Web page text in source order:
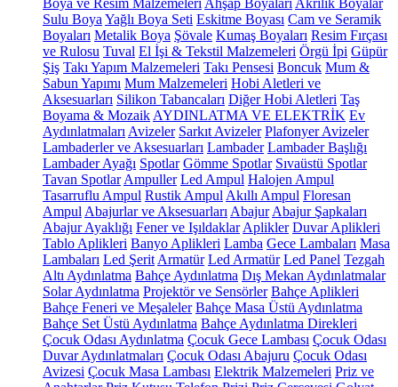
Boya ve Resim Malzemeleri Ahşap Boyaları Akrilik Boyalar
Sulu Boya Yağlı Boya Seti Eskitme Boyası Cam ve Seramik
Boyaları Metalik Boya Şövale Kumaş Boyaları Resim Fırçası
ve Rulosu Tuval El İşi & Tekstil Malzemeleri Örgü İpi Güpür
Şiş Takı Yapım Malzemeleri Takı Pensesi Boncuk Mum &
Sabun Yapımı Mum Malzemeleri Hobi Aletleri ve
Aksesuarları Silikon Tabancaları Diğer Hobi Aletleri Taş
Boyama & Mozaik AYDINLATMA VE ELEKTRİK Ev
Aydınlatmaları Avizeler Sarkıt Avizeler Plafonyer Avizeler
Lambaderler ve Aksesuarları Lambader Lambader Başlığı
Lambader Ayağı Spotlar Gömme Spotlar Sıvaüstü Spotlar
Tavan Spotlar Ampuller Led Ampul Halojen Ampul
Tasarruflu Ampul Rustik Ampul Akıllı Ampul Floresan
Ampul Abajurlar ve Aksesuarları Abajur Abajur Şapkaları
Abajur Ayaklığı Fener ve Işıldaklar Aplikler Duvar Aplikleri
Tablo Aplikleri Banyo Aplikleri Lamba Gece Lambaları Masa
Lambaları Led Şerit Armatür Led Armatür Led Panel Tezgah
Altı Aydınlatma Bahçe Aydınlatma Dış Mekan Aydınlatmalar
Solar Aydınlatma Projektör ve Sensörler Bahçe Aplikleri
Bahçe Feneri ve Meşaleler Bahçe Masa Üstü Aydınlatma
Bahçe Set Üstü Aydınlatma Bahçe Aydınlatma Direkleri
Çocuk Odası Aydınlatma Çocuk Gece Lambası Çocuk Odası
Duvar Aydınlatmaları Çocuk Odası Abajuru Çocuk Odası
Avizesi Çocuk Masa Lambası Elektrik Malzemeleri Priz ve